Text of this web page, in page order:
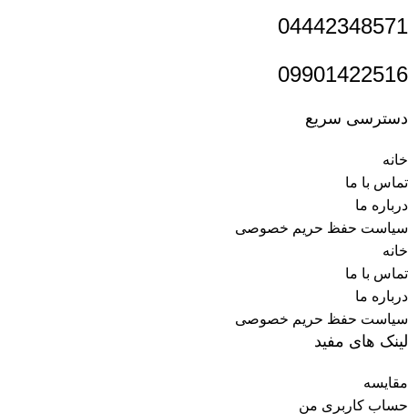
04442348571
09901422516
دسترسی سریع
خانه
تماس با ما
درباره ما
سیاست حفظ حریم خصوصی
خانه
تماس با ما
درباره ما
سیاست حفظ حریم خصوصی
لینک های مفید
مقایسه
حساب کاربری من